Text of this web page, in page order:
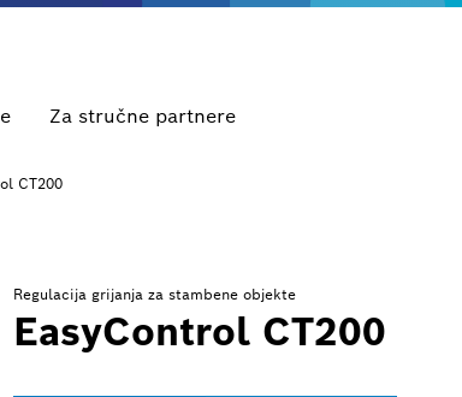
Za stručne partnere
CT200
Regulacija grijanja za stambene objekte
EasyControl CT200